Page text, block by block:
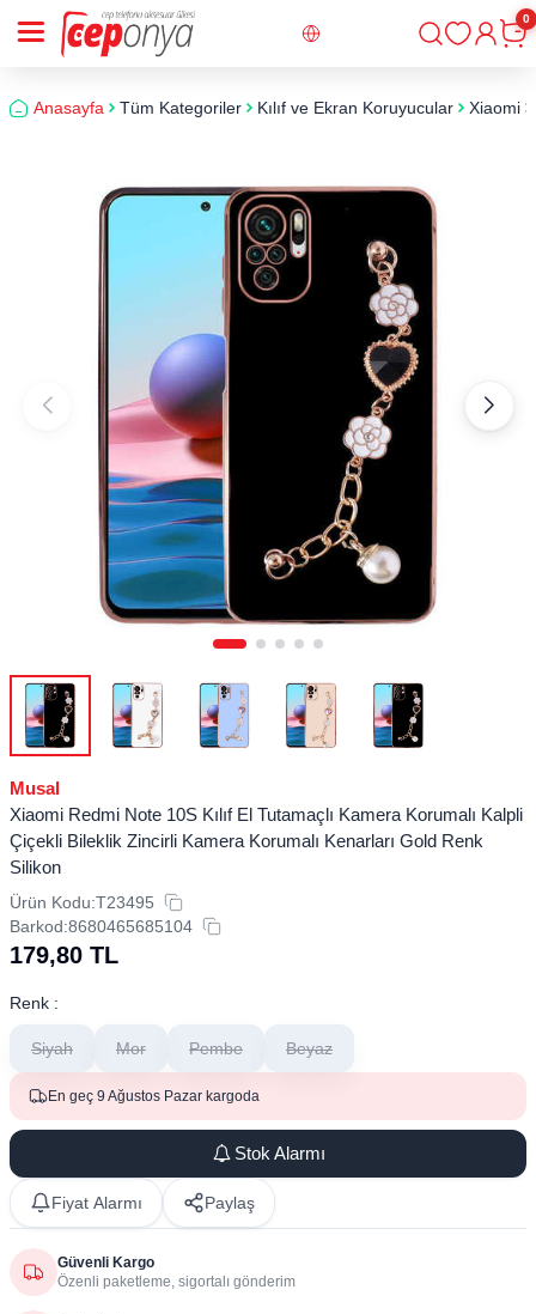
Giriş
0
Anasayfa Tüm Kategoriler Kılıf ve Ekran Koruyucular Xiaomi
Musal
Xiaomi Redmi Note 10S Kılıf El Tutamaçlı Kamera Korumalı Kalpli
Çiçekli Bileklik Zincirli Kamera Korumalı Kenarları Gold Renk
Silikon
Ürün Kodu:T23495
Barkod:8680465685104
179,80 TL
Renk :
Siyah Mor Pembe Beyaz
En geç 9 Ağustos Pazar kargoda
Stok Alarmı
Fiyat Alarmı Paylaş
Güvenli Kargo
Özenli paketleme, sigortalı gönderim